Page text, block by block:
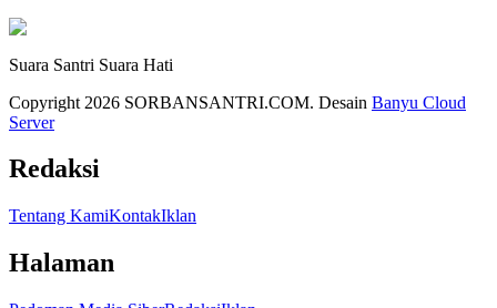
Suara Santri Suara Hati
Copyright 2026 SORBANSANTRI.COM. Desain Banyu Cloud
Server
Redaksi
Tentang KamiKontakIklan
Halaman